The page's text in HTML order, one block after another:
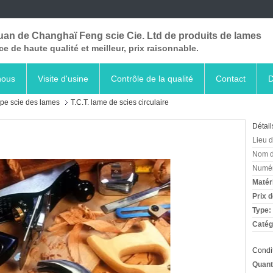
de Changhaï Feng scie Cie. Ltd de produits de lames
de haute qualité et meilleur, prix raisonnable.
Visite d'usine Contrôle de la qualité Contact
scie des lames T.C.T. lame de scies circulaire
Lieu
Nom
Prix
Type: